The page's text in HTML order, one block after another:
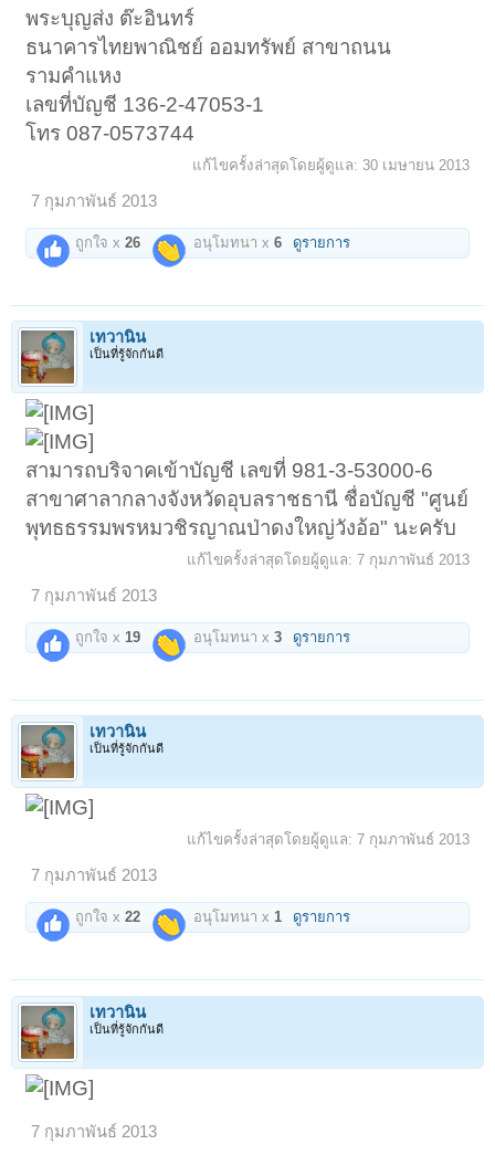
พระบุญส่ง ต๊ะอินทร์
ธนาคารไทยพาณิชย์ ออมทรัพย์ สาขาถนน
รามคำแหง
เลขที่บัญชี 136-2-47053-1
โทร 087-0573744
แก้ไขครั้งล่าสุดโดยผู้ดูแล: 30 เมษายน 2013
7 กุมภาพันธ์ 2013
ถูกใจ x26 อนุโมทนา x6 ดูรายการ
เทวานิน
เป็นที่รู้จักกันดี
สามารถบริจาคเข้าบัญชี เลขที่ 981-3-53000-6
สาขาศาลากลางจังหวัดอุบลราชธานี ชื่อบัญชี "ศูนย์
พุทธธรรมพรหมวชิรญาณป่าดงใหญ่วังอ้อ" นะครับ
แก้ไขครั้งล่าสุดโดยผู้ดูแล: 7 กุมภาพันธ์ 2013
7 กุมภาพันธ์ 2013
ถูกใจ x 19 อนุโมทนา x3 ดูรายการ
เทวานิน
เป็นที่รู้จักกันดี
แก้ไขครั้งล่าสุดโดยผู้ดูแล: 7 กุมภาพันธ์ 2013
7 กุมภาพันธ์ 2013
ถูกใจ x22 อนุโมทนา x1 ดูรายการ
เทวานิน
เป็นที่รู้จักกันดี
7 กุมภาพันธ์ 2013